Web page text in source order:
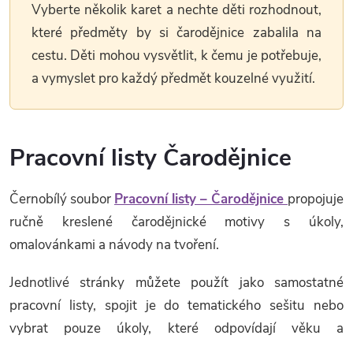
Vyberte několik karet a nechte děti rozhodnout,
které předměty by si čarodějnice zabalila na
cestu. Děti mohou vysvětlit, k čemu je potřebuje,
a vymyslet pro každý předmět kouzelné využití.
Pracovní listy Čarodějnice
Černobílý soubor Pracovní listy – Čarodějnice propojuje
ručně kreslené čarodějnické motivy s úkoly,
omalovánkami a návody na tvoření.
Jednotlivé stránky můžete použít jako samostatné
pracovní listy, spojit je do tematického sešitu nebo
vybrat pouze úkoly, které odpovídají věku a